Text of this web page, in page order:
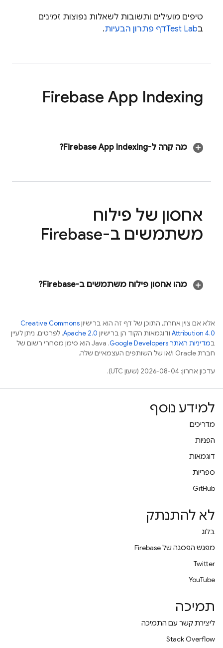
טיפים מועילים ותשובות לשאלות נפוצות זמינים
בTest Labדף פתרון הבעיות.
Firebase App Indexing
מה קרה ל-Firebase App Indexing
?
אחסון של פילוח
משתמשים ב-Firebase
מהו אחסון פילוח משתמשים ב-Firebase?
אלא אם צוין אחרת, התוכן של דף זה הוא ברישיוןCreative Commons
Attribution 4.0 ודוגמאות הקוד הן ברישיון Apache 2.0. לפרטים, ניתן לעיין
במדיניות האתר Google Developers‏
.‏ Java הוא סימן מסחרי רשום של
חברת Oracle ו/או של השותפים העצמאיים שלה.
עדכון אחרון: 2026-08-04 (שעון UTC).
למידע נוסף
מדריכים
הפניות
דוגמאות
ספריות
GitHub
לא להתנתק
בלוג
מפגש הפסגה של Firebase
Twitter
YouTube
תמיכה
ליצירת קשר עם התמיכה
Stack Overflow